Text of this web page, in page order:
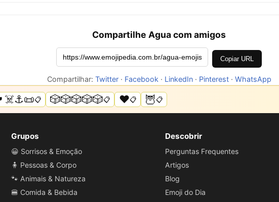
Compartilhe Agua com amigos
Copiar URL
Compartilhar: Twitter· Facebook · LinkedIn· Pinterest· WhatsApp
📋 🎲🎲🎲🎲🎲📋 ❤️📋 🦉📋
Grupos
😀 Sorrisos & Emoção
🧍 Pessoas & Corpo
🐾 Animais & Natureza
🍔 Comida & Bebida
Descobrir
Perguntas Frequentes
Artigos
Blog
Emoji do Dia